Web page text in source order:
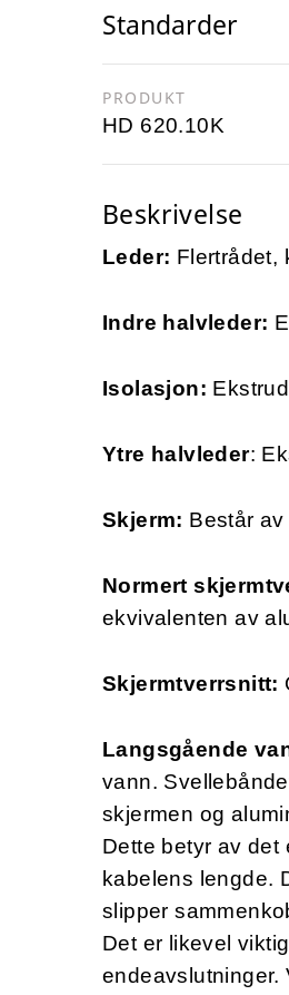
Standarder
PRODUKT
HD 620.10K
Beskrivelse
Leder: Flertrådet,
Indre halvleder:
Isolasjon:
Ytre halvleder:
Skjerm: Består
Normert
ekvivalenten av
Skjermtverrsnitt:
Langsgående
vann.
skjermen og
Dette betyr av det
kabelens lengde.
slipper
Det er likevel
endeavslutninger.